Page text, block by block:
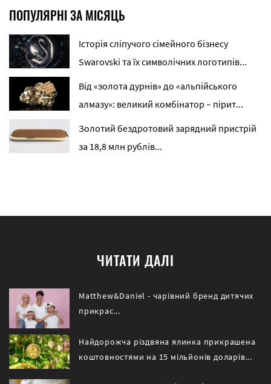
ПОПУЛЯРНІ ЗА МІСЯЦЬ
Історія сліпучого сімейного бізнесу
Swarovski та їх символічних логотипів...
Від «золота дурнів» до «альпійського
алмазу»: великий комбінатор – пірит...
Золотий бездротовий зарядний пристрій
за 18,8 млн рублів...
ЧИТАТИ ДАЛІ
Matthew&Daniel - чарівний бренд дитячих
прикрас...
Найдорожча різдвяна ялинка прикрашена
коштовностями на 15 мільйонів доларів...